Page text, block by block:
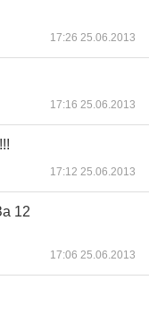
17:26 25.06.2013
17:16 25.06.2013
17:12 25.06.2013
12
17:06 25.06.2013